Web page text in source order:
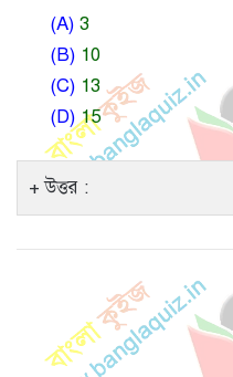
(A) 3
(B) 10
(C) 13
(D)15
উত্তর :